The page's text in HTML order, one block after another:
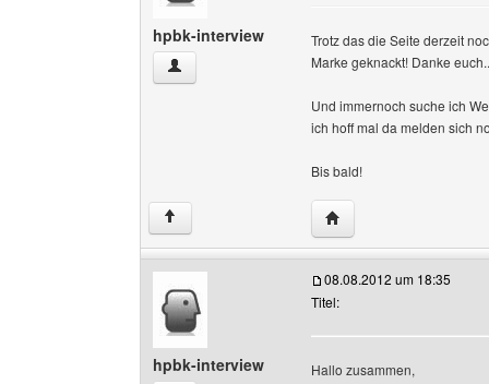
hpbk-interview
hpbk-interview Benutzer-Profile anzeigen
Trotz das die Seite derzeit
Marke geknackt! Danke
Und immernoch suche ich
ich hoff mal da melden sich
Bis bald!
↑ Website dieses
hpbk-interview
08.08.2012 um 18:35
Titel:
Hallo zusammen,